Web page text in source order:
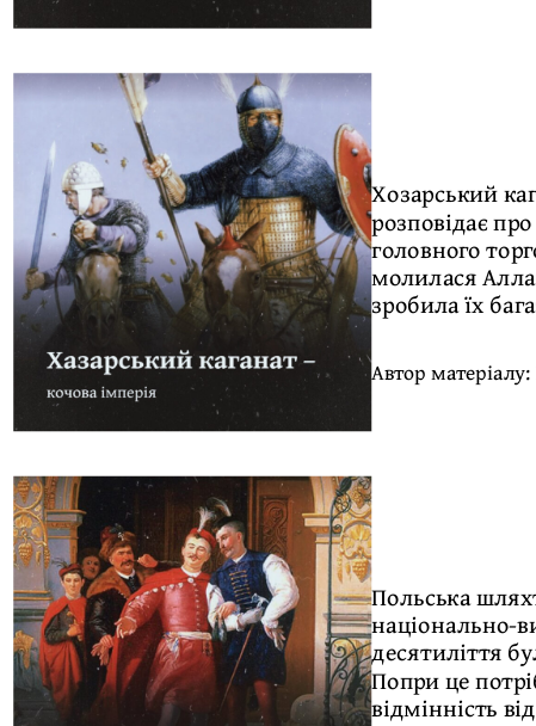
Хозарський
розповідає
головного
молилася
зробила їх
Автор матеріалу:
Польська
національно-
десятиліття
Попри це
відмінність